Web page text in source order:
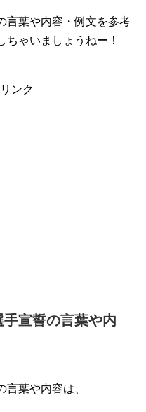
言葉や内容・例文を参考
ゃいましょうねー！
ンク
宣誓の言葉や内
葉や内容は、